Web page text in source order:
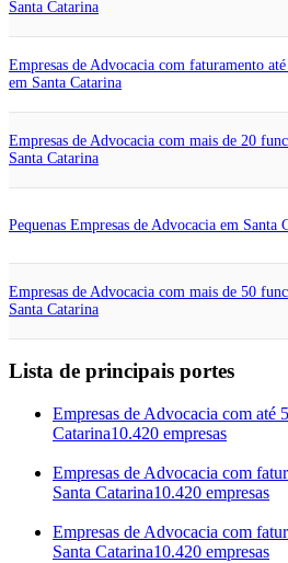
Santa Catarina
Empresas de Advocacia com faturamento
em Santa Catarina
Empresas de Advocacia com mais de 20
Santa Catarina
Pequenas Empresas de Advocacia em Santa
Empresas de Advocacia com mais de 50
Santa Catarina
Lista de principais portes
Empresas de Advocacia com até
Catarina10.420 empresas
Empresas de Advocacia com
Santa Catarina10.420 empresas
Empresas de Advocacia com
Santa Catarina10.420 empresas